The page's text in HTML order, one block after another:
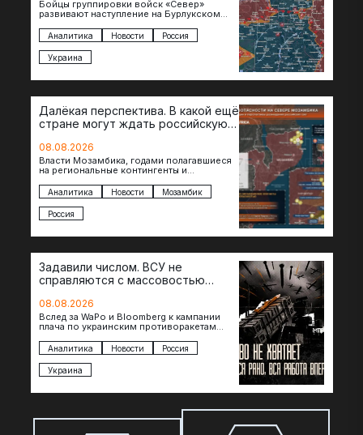
Бойцы группировки войск «Север»
развивают наступление на Бурлукском
теснят противника сразу на нескольких
участках, создавая угрозу охвата…
Аналитика Новости Россия
Украина
Далёкая перспектива. В какой ещё
стране могут ждать российскую
08.08.2026
Власти Мозамбика, годами полагавшиеся
на региональные контингенты и
обращаются к российской стороне за
консультациями в…
Аналитика Новости Мозамбик
Россия
Задавили числом. ВСУ не
справляются с массовостью
08.08.2026
Вслед за WaPo и Bloomberg к кампании
плача по украинским противоракетам
Там, ссылаясь на сотрудников…
Аналитика Новости Россия
Украина